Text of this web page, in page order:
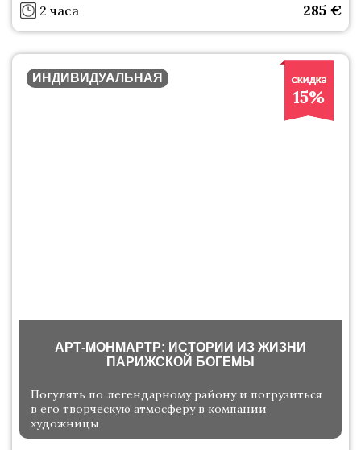
2 часа 285 €
15%
ИНДИВИДУАЛЬНАЯ
АРТ-МОНМАРТР: ИСТОРИИ ИЗ ЖИЗНИ
ПАРИЖСКОЙ БОГЕМЫ
Погулять по легендарному району и погрузиться
в его творческую атмосферу в компании
художницы